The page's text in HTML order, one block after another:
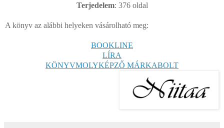
Terjedelem: 376 oldal
A könyv az alábbi helyeken vásárolható meg:
BOOKLINE
LÍRA
KÖNYVMOLYKÉPZŐ MÁRKABOLT